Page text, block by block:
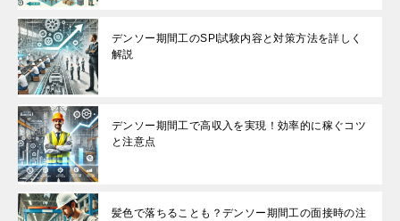
デンソー期間工のSPI試験内容と対策方法を詳しく
解説
デンソー期間工で高収入を実現！効率的に稼ぐコツ
と注意点
髪色で落ちることも？デンソー期間工の面接時の注